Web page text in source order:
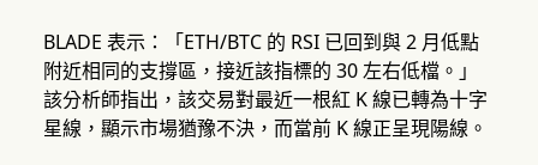
BLADE 表示：「ETH/BTC 的 RSI 已回到與 2 月低點
附近相同的支撐區，接近該指標的 30 左右低檔。」
該分析師指出，該交易對最近一根紅 K 線已轉為十字
星線，顯示市場猶豫不決，而當前 K 線正呈現陽線。